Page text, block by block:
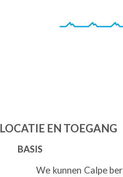
LOCATIE EN TOEGANG
BASIS
We kunnen Calpe